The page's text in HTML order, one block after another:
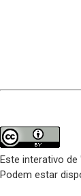
Este interativo de
Podem estar